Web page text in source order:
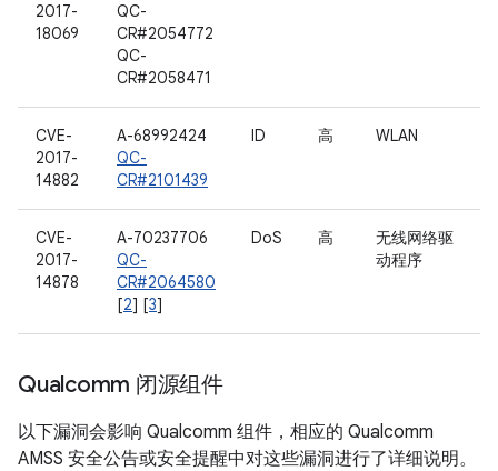
2017-
18069
QC-
CR#2054772
QC-
CR#2058471
CVE-
2017-
14882
A-68992424
QC-
CR#2101439
ID 高 WLAN
CVE-
2017-
14878
A-70237706
QC-
CR#2064580
[2] [3]
DoS 高
无线网络驱
动程序
Qualcomm 闭源组件
以下漏洞会影响 Qualcomm 组件，相应的 Qualcomm
AMSS 安全公告或安全提醒中对这些漏洞进行了详细说明。